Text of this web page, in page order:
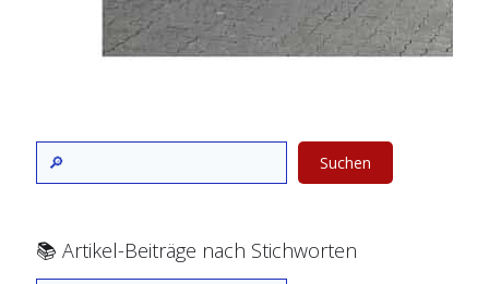
Suchen
📚 Artikel-Beiträge nach Stichworten